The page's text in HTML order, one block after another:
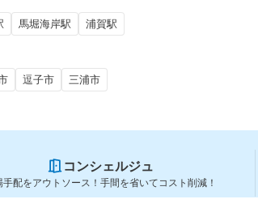
馬堀海岸駅 浦賀駅
逗子市 三浦市
コンシェルジュ
手配をアウトソース！手間を省いてコスト削減！